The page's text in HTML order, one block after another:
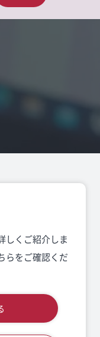
しくご紹介しま
らをご確認くだ